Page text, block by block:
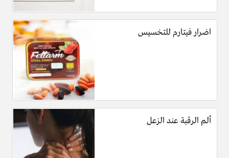
اضرار فيتارم للتخسيس
ألم الرقبة عند الزعل